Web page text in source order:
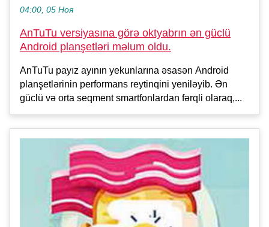
04:00, 05 Ноя
AnTuTu versiyasına görə oktyabrın ən güclü
Android planşetləri məlum oldu.
AnTuTu payız ayının yekunlarına əsasən Android
planşetlərinin performans reytinqini yeniləyib. Ən
güclü və orta seqment smartfonlardan fərqli olaraq,...